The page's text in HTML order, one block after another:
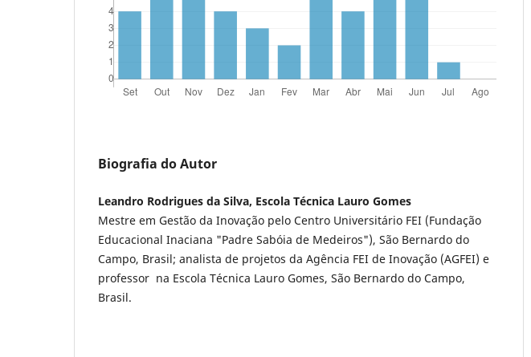
Biografia do Autor
Leandro Rodrigues da Silva, Escola Técnica Lauro Gomes
Mestre em Gestão da Inovação pelo Centro Universitário FEI (Fundação
Educacional Inaciana "Padre Sabóia de Medeiros"), São Bernardo do
Campo, Brasil; analista de projetos da Agência FEI de Inovação (AGFEI) e
professor na Escola Técnica Lauro Gomes, São Bernardo do Campo,
Brasil.